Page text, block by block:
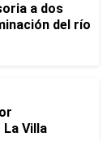
a dos
del río
Villa